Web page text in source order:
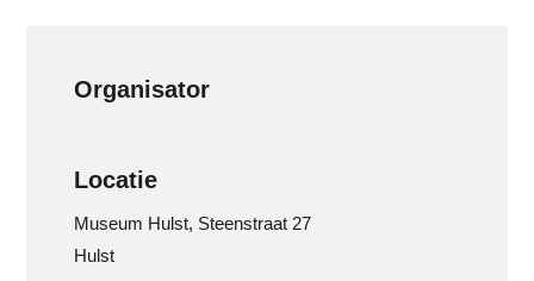
Organisator
Locatie
Museum Hulst, Steenstraat 27
Hulst